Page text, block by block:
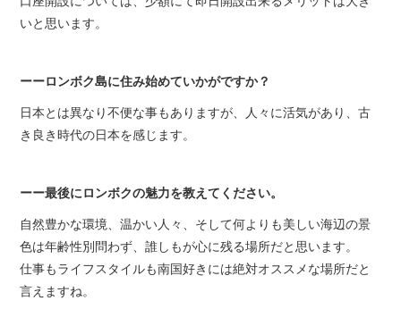
いと思います。
ーーロンボク島に住み始めていかがですか？
日本とは異なり不便な事もありますが、人々に活気があり、古
き良き時代の日本を感じます。
ーー最後にロンボクの魅力を教えてください。
自然豊かな環境、温かい人々、そして何よりも美しい海辺の景
色は年齢性別問わず、誰しもが心に残る場所だと思います。
仕事もライフスタイルも南国好きには絶対オススメな場所だと
言えますね。